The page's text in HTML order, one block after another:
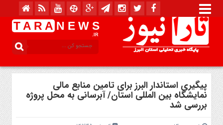
T A R A N E W S
.IR
پیگیری استاندار البرز برای تامین منابع مالی
نمایشگاه بین المللی استان/ آبرسانی به محل پروژه
بررسی شد